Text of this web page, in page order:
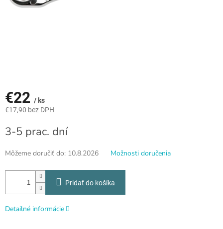
€22 / ks
€17,90 bez DPH
cena:
3-5 prac. dní
Môžeme doručiť do: 10.8.2026 Možnosti doručenia
Pridať do košíka
Detailné informácie